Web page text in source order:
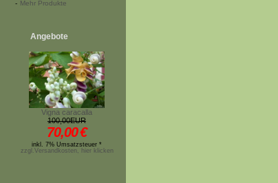
- Mehr Produkte
Angebote
Vigna caracalla
100,00EUR
70,00€
inkl. 7% Umsatzsteuer *
zzgl.Versandkosten, hier klicken